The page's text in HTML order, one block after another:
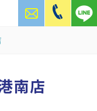
南店